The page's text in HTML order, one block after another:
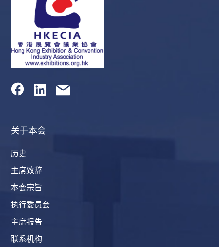
关于本会
历史
主席致辞
本会宗旨
执行委员会
主席报告
联系机构